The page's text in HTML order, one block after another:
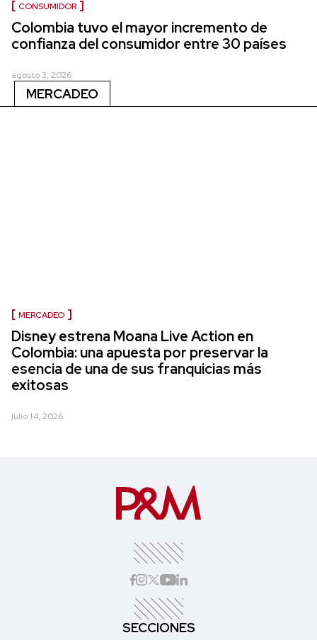
CONSUMIDOR
Colombia tuvo el mayor incremento de
confianza del consumidor entre 30 países
agosto 3, 2026
MERCADEO
MERCADEO
Disney estrena Moana Live Action en
Colombia: una apuesta por preservar la
esencia de una de sus franquicias más
exitosas
julio 14, 2026
SECCIONES